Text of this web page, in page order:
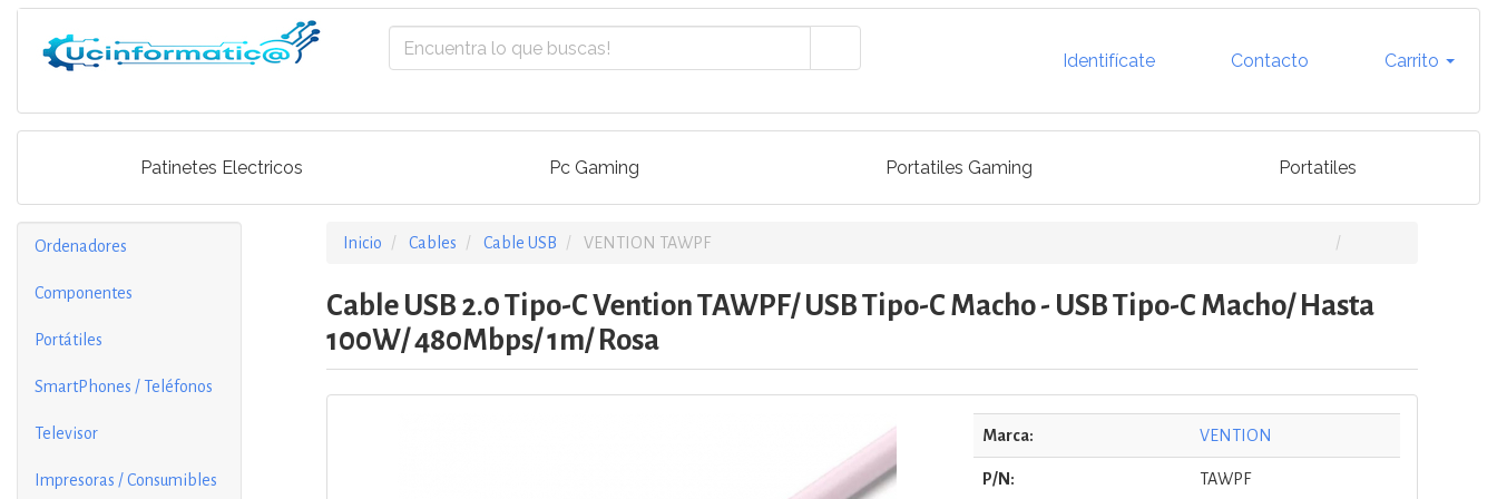
Identifícate Contacto Carrito
Patinetes Electricos Pc Gaming Portatiles Gaming Portatiles
Ordenadores
Componentes
Portátiles
SmartPhones / Teléfonos
Televisor
Impresoras / Consumibles
Inicio Cables Cable USB VENTION TAWPF
Cable USB 2.0 Tipo-C Vention TAWPF/ USB Tipo-C Macho - USB Tipo-C Macho/ Hasta
100W/ 480Mbps/ 1m/ Rosa
Marca: VENTION
P/N: TAWPF